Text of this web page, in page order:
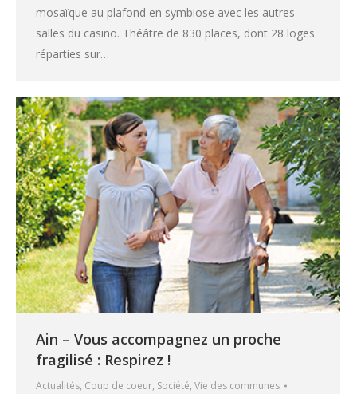
mosaïque au plafond en symbiose avec les autres
salles du casino. Théâtre de 830 places, dont 28 loges
réparties sur…
Ain – Vous accompagnez un proche
fragilisé : Respirez !
Actualités, Coup de coeur, Société, Vie des communes